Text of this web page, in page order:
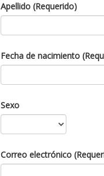
Apellido (Requerido)
Fecha de nacimiento
Sexo
Correo electrónico